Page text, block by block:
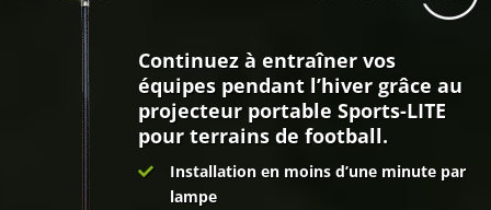
PRODUITS
APPLICATIONS
OBTENEZ UN DEVIS
Continuez à entraîner vos
équipes pendant l’hiver grâce au
projecteur portable Sports-LITE
pour terrains de football.
Installation en moins d’une minute par
lampe